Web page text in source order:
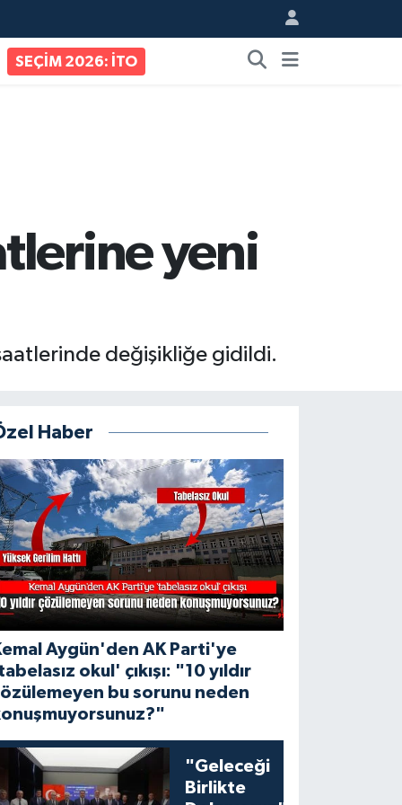
SEÇİM 2026: İTO
yeni
değişikliğe gidildi.
Haber
Aygün'den AK Parti'ye
okul' çıkışı: "10 yıldır
bu sorunu neden
"Geleceği
Birlikte